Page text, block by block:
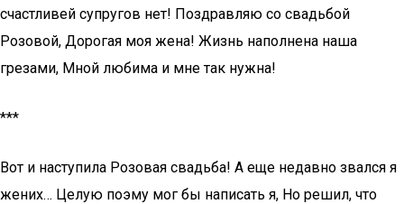
счастливей супругов нет! Поздравляю со свадьбой
Розовой, Дорогая моя жена! Жизнь наполнена наша
грезами, Мной любима и мне так нужна!
***
Вот и наступила Розовая свадьба! А еще недавно звался я
жених… Целую поэму мог бы написать я, Но решил, что